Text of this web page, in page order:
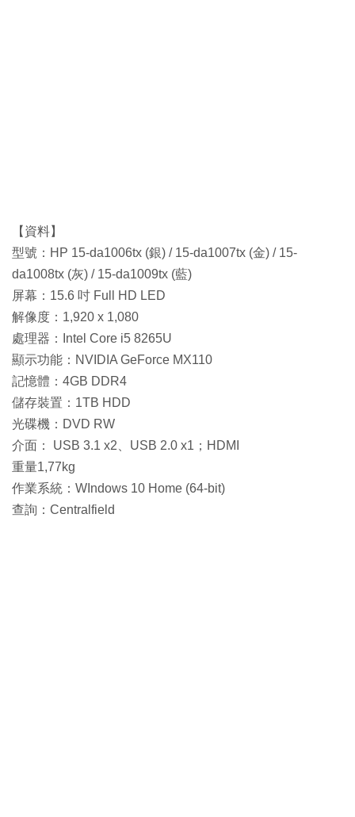
【資料】
型號：HP 15-da1006tx (銀) / 15-da1007tx (金) / 15-
da1008tx (灰) / 15-da1009tx (藍)
屏幕：15.6 吋 Full HD LED
解像度：1,920 x 1,080
處理器：Intel Core i5 8265U
顯示功能：NVIDIA GeForce MX110
記憶體：4GB DDR4
儲存裝置：1TB HDD
光碟機：DVD RW
介面： USB 3.1 x2、USB 2.0 x1；HDMI
重量1,77kg
作業系統：WIndows 10 Home (64-bit)
查詢：Centralfield